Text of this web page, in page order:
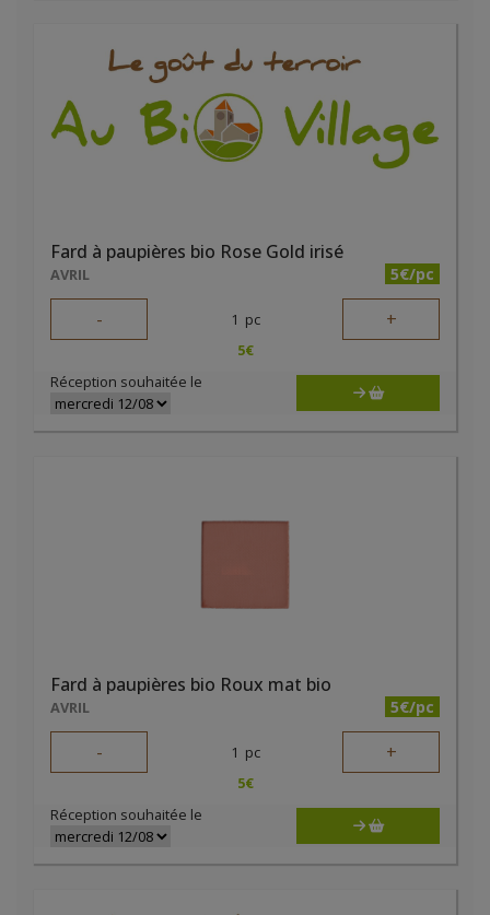
Fard à paupières bio Rose Gold irisé
AVRIL 5€/pc
- 1 pc +
5€
Réception souhaitée le
Fard à paupières bio Roux mat bio
AVRIL 5€/pc
- 1 pc +
5€
Réception souhaitée le